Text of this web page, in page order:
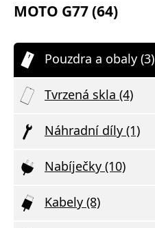
MOTO G77 (64)
Pouzdra a obaly (3)
Tvrzená skla (4)
Náhradní díly (1)
Nabíječky (10)
Kabely (8)